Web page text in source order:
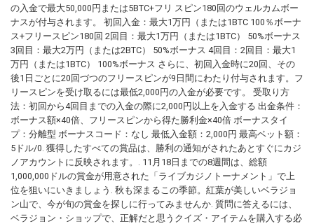
の入金で最大50,000円または5BTC+フリ スピン180回のウェルカムボー
ナスが付与されます。 初回入金：最大1万円（または1BTC 100％ボーナ
ス+フリースピン180回 2回目：最大1万円（または1BTC） 50%ボーナス
3回目：最大2万円（または2BTC） 50%ボーナス 4回目：2回目：最大1
万円（または1BTC） 100%ボーナス さらに、初回入金時に20回、その
後1日ごとに20回づつのフリースピンが9日間にわたり付与されます。フ
リースピンを受け取るには最低2,000円の入金が必要です。 受取り方
法：初回から4回目までの入金の際に2,000円以上を入金する 出金条件：
ボーナス額×40倍、フリースピンから得た勝利金×40倍 ボーナスタイ
プ：分離型 ボーナスコード：なし 最低入金額：2,000円 最高ベット額：
5ドル/0. 獲得したすべての賞品は、勝利の通知がされたあとすぐにカジ
ノアカウントに反映されます。. 11月18日までの8週間は、総額
1,000,000ドルの賞金が用意された「ライブカジノトーナメント」で上
位を狙いにいきましょう. 秋も深まるこの季節。紅葉が美しいベラジョ
ン山で、今が旬の賞金を探しに行ってみませんか. 質問に答えるには、
ベラジョン・ショップで、正解だと思うクイズ・アイテムを購入する必